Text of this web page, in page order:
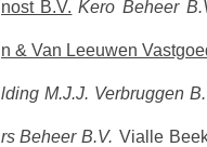
nost B.V. Kero Beheer
n & Van Leeuwen
lding M.J.J. Verbruggen
rs Beheer B.V. Vialle